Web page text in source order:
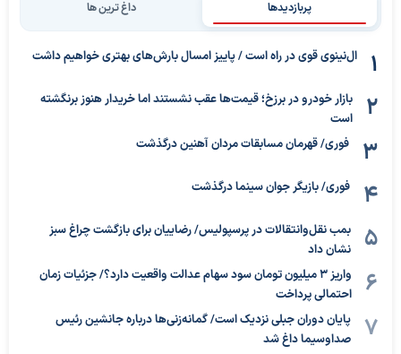
پربازدیدها داغ ترین ها
ال‌نینوی قوی در راه است / پاییز امسال بارش‌های بهتری خواهیم داشت
بازار خودرو در برزخ؛ قیمت‌ها عقب نشستند اما خریدار هنوز برنگشته
است
فوری/ قهرمان مسابقات مردان آهنین درگذشت
فوری/ بازیگر جوان سینما درگذشت
بمب نقل‌وانتقالات در پرسپولیس/ رضاییان برای بازگشت چراغ سبز
نشان داد
واریز ۳ میلیون تومان سود سهام عدالت واقعیت دارد؟/ جزئیات زمان
احتمالی پرداخت
پایان دوران جبلی نزدیک است/ گمانه‌زنی‌ها درباره جانشین رئیس
صداوسیما داغ شد